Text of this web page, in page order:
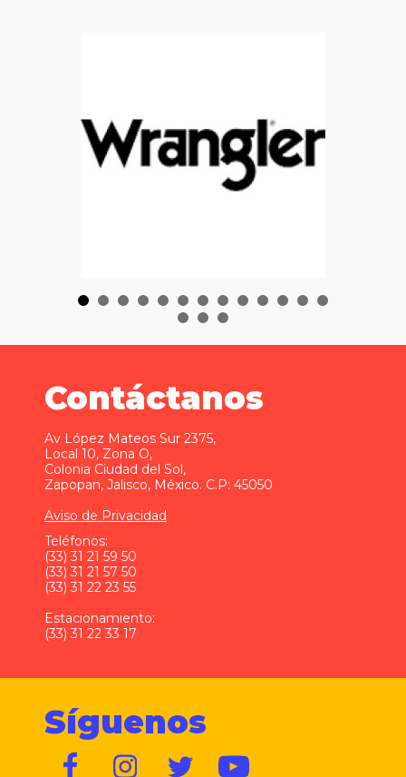
Contáctanos
Av López Mateos Sur 2375,
Local 10, Zona O,
Colonia Ciudad del Sol,
Zapopan, Jalisco, México. C.P: 45050
Aviso de Privacidad
Teléfonos:
(33) 31 21 59 50
(33) 31 21 57 50
(33) 31 22 23 55
Estacionamiento:
(33) 31 22 33 17
Síguenos